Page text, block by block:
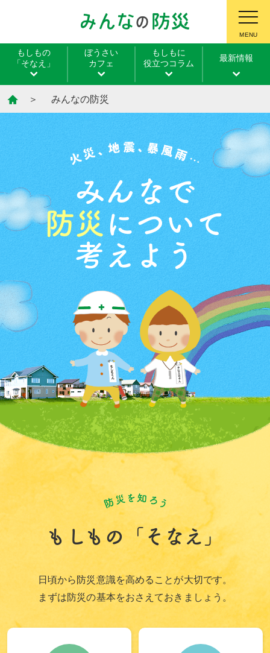
MENU
もしもの
「そなえ」
ぼうさい
カフェ
もしもに
役立つコラム
最新情報
みんなの防災
みんなで
防災 について
考えよう
もしもの「そなえ」
日頃から防災意識を高めることが大切です。
まずは防災の基本をおさえておきましょう。